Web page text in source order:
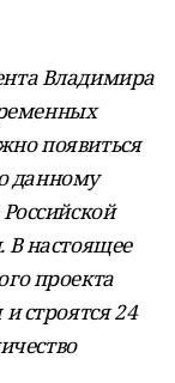
Владимира
появиться
данному
В настоящее
проекта
строятся 24